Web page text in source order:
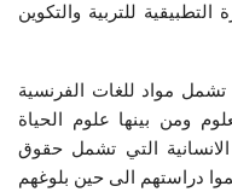
التطبيقية للتربية والتكوين
مواد للغات الفرنسية
ومن بينها علوم الحياة
الانسانية التي تشمل حقوق
دراستهم الى حين بلوغهم